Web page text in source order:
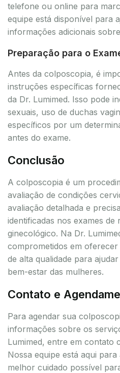
telefone ou online para
equipe está disponível para
informações adicionais
Preparação para o
Antes da colposcopia, é
instruções específicas
da Dr. Lumimed. Isso pode
sexuais, uso de duchas
específicos por um
antes do exame.
Conclusão
A colposcopia é um
avaliação de condições
avaliação detalhada e
identificadas nos exames de
ginecológico. Na Dr.
comprometidos em
de alta qualidade para
bem-estar das mulheres.
Contato e
Para agendar sua
informações sobre os
Lumimed, entre em contato
Nossa equipe está aqui
melhor cuidado possível